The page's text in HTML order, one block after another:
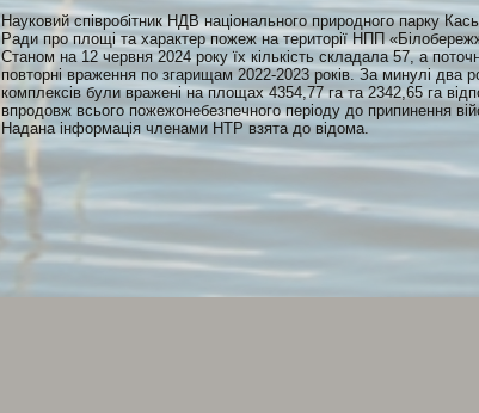
Науковий співробітник НДВ національного природного парку
Ради про площі та характер пожеж на території НПП
Станом на 12 червня 2024 року їх кількість складала 57, а
повторні враження по згарищам 2022-2023 років. За минулі два
комплексів були вражені на площах 4354,77 га та 2342,65 га
впродовж всього пожежонебезпечного періоду до припинення
Надана інформація членами НТР взята до відома.